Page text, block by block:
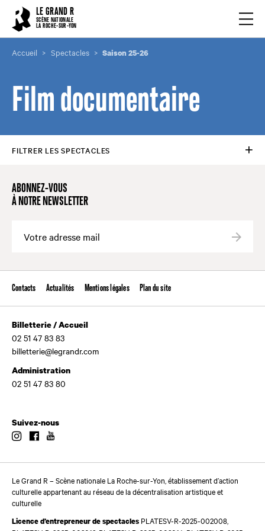
LE GRAND R
SCÈNE NATIONALE
LA ROCHE-SUR-YON
Accueil Spectacles Saison 25-26
Film documentaire
FILTRER LES SPECTACLES
ABONNEZ-VOUS
À NOTRE NEWSLETTER
Contacts Actualités Mentions légales Plan du site
Billetterie / Accueil
02 51 47 83 83
billetterie@legrandr.com
Administration
02 51 47 83 80
Suivez-nous
InstagramFacebook
Le Grand R – Scène nationale La Roche-sur-Yon, établissement d’action
culturelle appartenant au réseau de la décentralisation artistique et
culturelle
Licence d’entrepreneur de spectacles PLATESV-R-2025-002008,
Cookies management panel